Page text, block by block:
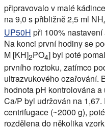
připravovalo v malé
na 9,0 s přibližně 2,5 ml NH
UP50H při 100%
Na konci první hodiny se
M [KH]2PO4] byl poté
prvního roztoku, zatímco
ultrazvukového ozařování.
hodnota pH kontrolována
Ca/P byl udržován na
centrifugace (~2000 g),
rozdělena do několika